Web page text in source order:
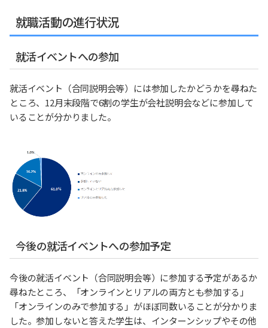
就職活動の進行状況
就活イベントへの参加
就活イベント（合同説明会等）には参加したかどうかを尋ねた
ところ、12月末段階で6割の学生が会社説明会などに参加して
いることが分かりました。
今後の就活イベントへの参加予定
今後の就活イベント（合同説明会等）に参加する予定があるか
尋ねたところ、「オンラインとリアルの両方とも参加する」
「オンラインのみで参加する」がほぼ同数いることが分かりま
した。参加しないと答えた学生は、インターンシップやその他